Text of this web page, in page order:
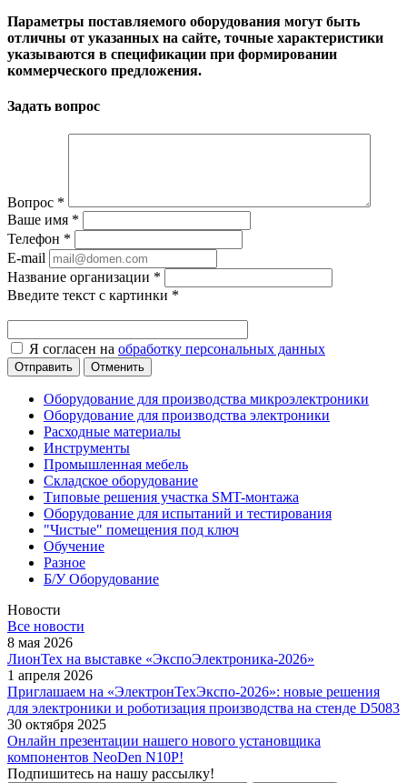
Параметры поставляемого оборудования могут быть
отличны от указанных на сайте, точные характеристики
указываются в спецификации при формировании
коммерческого предложения.
Задать вопрос
Вопрос *
Ваше имя *
Телефон *
E-mail
Название организации *
Введите текст с картинки *
Я согласен на обработку персональных данных
Отменить
Оборудование для производства микроэлектроники
Оборудование для производства электроники
Расходные материалы
Инструменты
Промышленная мебель
Складское оборудование
Типовые решения участка SMT-монтажа
Оборудование для испытаний и тестирования
"Чистые" помещения под ключ
Обучение
Разное
Б/У Оборудование
Новости
Все новости
8 мая 2026
ЛионТех на выставке «ЭкспоЭлектроника-2026»
1 апреля 2026
Приглашаем на «ЭлектронТехЭкспо-2026»: новые решения
для электроники и роботизация производства на стенде D5083
30 октября 2025
Онлайн презентации нашего нового установщика
компонентов NeoDen N10P!
Подпишитесь на нашу рассылку!